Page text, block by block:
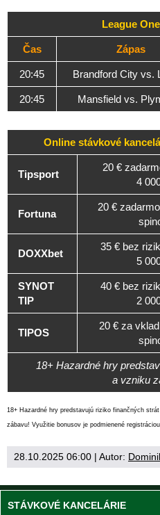
League
Čas Zápas
20:45 Brandford City vs.
20:45 Mansfield vs.
Online stávkové
Tipsport
20 €
4
Fortuna
20 €
DOXXbet
35 € bez
5
SYNOT
TIP
40 € bez
2
TIPOS
20 € za
18+ Hazardné hry
a vzniku
18+ Hazardné hry predstavujú riziko finančných
zábavu! Využitie bonusov je podmienené
28.10.2025 06:00 | Autor:
STÁVKOVÉ KANCELÁRIE